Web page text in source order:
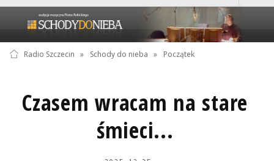
Radio Szczecin » Schody do nieba » Początek
Czasem wracam na stare
śmieci...